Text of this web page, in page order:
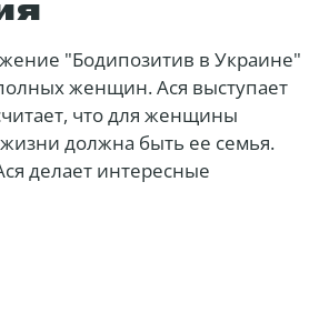
"Бодипозитив в Украине"
женщин. Ася выступает
что для женщины
должна быть ее семья.
делает интересные
друзей.